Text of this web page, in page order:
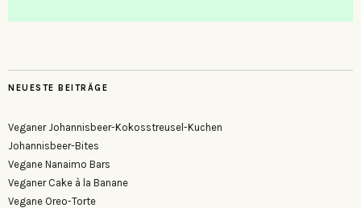
NEUESTE BEITRÄGE
Veganer Johannisbeer-Kokosstreusel-Kuchen
Johannisbeer-Bites
Vegane Nanaimo Bars
Veganer Cake à la Banane
Vegane Oreo-Torte